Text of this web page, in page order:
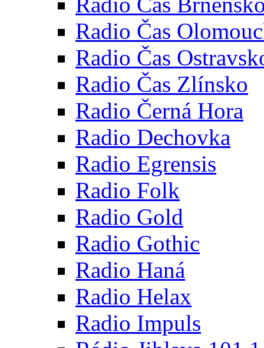
Radio Čas
Radio Čas
Radio Čas Zlínsko
Radio Černá Hora
Radio Dechovka
Radio Egrensis
Radio Folk
Radio Gold
Radio Gothic
Radio Haná
Radio Helax
Radio Impuls